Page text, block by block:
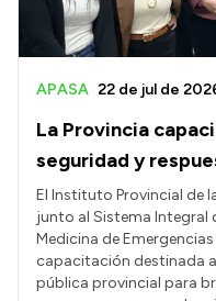
La Provincia
seguridad y
APASA 22 de jul de
El Instituto Provincial de
junto al Sistema Integral
Medicina de Emergencias
capacitación destinada
pública provincial para